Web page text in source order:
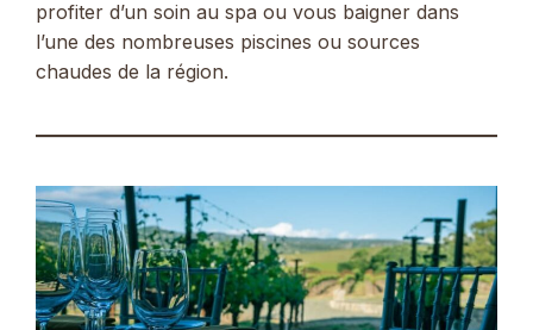
profiter d’un soin au spa ou vous baigner dans
l’une des nombreuses piscines ou sources
chaudes de la région.